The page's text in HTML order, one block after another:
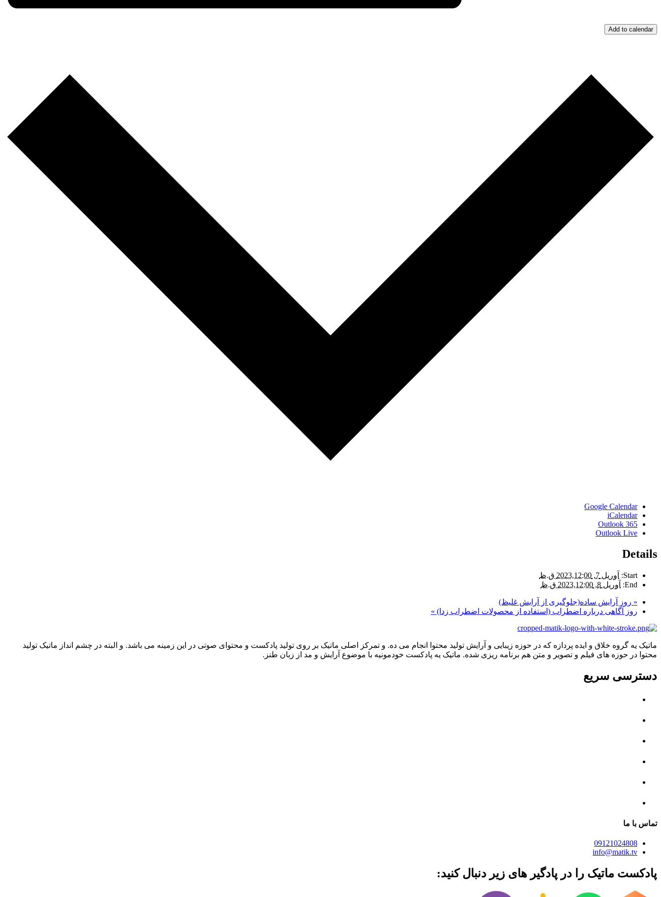
Add to calendar
Google Calendar
iCalendar
Outlook 365
Outlook Live
Details
Start:
آوریل 7, 2023,12:00 ق.ظ
End:
آوریل 8, 2023,12:00 ق.ظ
« روز آرایش ساده(جلوگیری از آرایش غلیظ)
روز آگاهی درباره اضطراب (استفاده از محصولات اضطراب زدا) »
ماتیک یه گروه خلاق و ایده پردازه که در حوزه زیبایی و آرایش تولید محتوا انجام می ده. و تمرکز اصلی ماتیک بر روی تولید پادکست و محتوای صوتی در این زمینه می باشد. و البته در چشم انداز ماتیک تولید
محتوا در حوزه های فیلم و تصویر و متن هم برنامه ریزی شده. ماتیک یه پادکست خودمونیه با موضوع آرایش و مد از زبان طنز.
دسترسی سریع
تماس با ما
09121024808
info@matik.tv
پادکست ماتیک را در پادگیر های زیر دنبال کنید: